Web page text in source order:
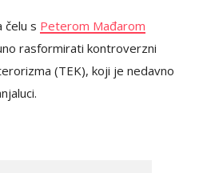
čelu s Peterom Mađarom
rasformirati kontroverzni
(TEK), koji je nedavno